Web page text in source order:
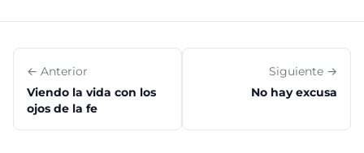
← Anterior
Viendo la vida con los
ojos de la fe
Siguiente →
No hay excusa